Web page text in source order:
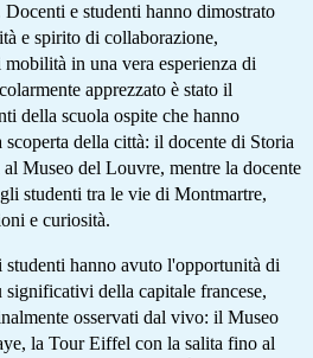
e studenti hanno dimostrato
e spirito di collaborazione,
in una vera esperienza di
apprezzato è stato il
della scuola ospite che hanno
della città: il docente di Storia
Museo del Louvre, mentre la docente
studenti tra le vie di Montmartre,
e curiosità.
hanno avuto l'opportunità di
della capitale francese,
osservati dal vivo: il Museo
la Tour Eiffel con la salita fino al